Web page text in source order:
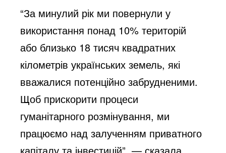
“За минулий рік ми повернули у
використання понад 10% територій
або близько 18 тисяч квадратних
кілометрів українських земель, які
вважалися потенційно забрудненими.
Щоб прискорити процеси
гуманітарного розмінування, ми
працюємо над залученням приватного